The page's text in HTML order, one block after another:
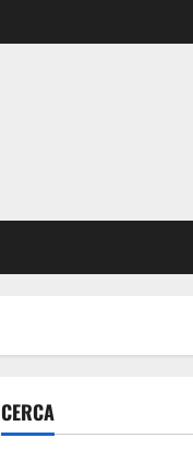
CERCA